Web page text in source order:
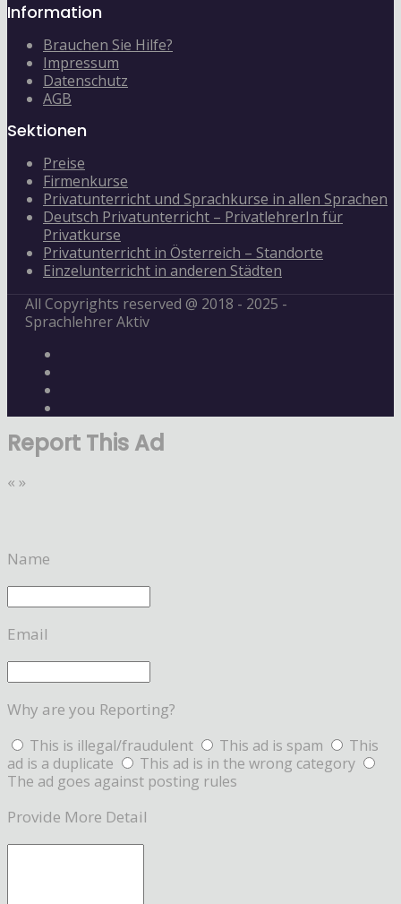
Information
Brauchen Sie Hilfe?
Impressum
Datenschutz
AGB
Sektionen
Preise
Firmenkurse
Privatunterricht und Sprachkurse in allen Sprachen
Deutsch Privatunterricht – PrivatlehrerIn für
Privatkurse
Privatunterricht in Österreich – Standorte
Einzelunterricht in anderen Städten
All Copyrights reserved @ 2018 - 2025 -
Sprachlehrer Aktiv
Report This Ad
« »
Name
Email
Why are you Reporting?
This is illegal/fraudulent This ad is spam
This
ad is a duplicate
This ad is in the wrong category
The ad goes against posting rules
Provide More Detail